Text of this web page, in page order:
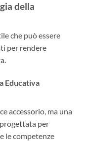
della
che può essere
per rendere
Educativa
accessorio, ma una
per
le competenze